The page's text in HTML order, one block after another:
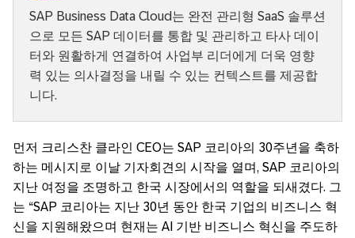
SAP Business Data Cloud는 완전 관리형 SaaS 솔루션
으로 모든 SAP 데이터를 통합 및 관리하고 타사 데이
터와 원활하게 연결하여 사업부 리더에게 더욱 영향
력 있는 의사결정을 내릴 수 있는 컨텍스트를 제공합
니다.
먼저 크리스찬 클라인 CEO는 SAP 코리아의 30주년을 축하
하는 메시지로 이날 기자회견의 시작을 열며, SAP 코리아의
지난 여정을 조명하고 한국 시장에서의 역할을 되새겼다. 그
는 “SAP 코리아는 지난 30년 동안 한국 기업의 비즈니스 혁
신을 지원해왔으며 현재는 AI 기반 비즈니스 혁신을 주도하